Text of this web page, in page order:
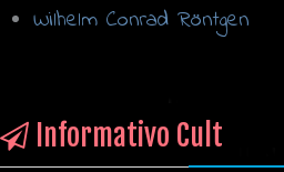
Wilhelm Conrad Röntgen
Informativo Cult